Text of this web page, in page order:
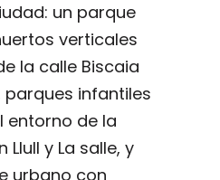
un parque
verticales
la calle Biscaia
parques infantiles
entorno de la
Llull y La salle, y
urbano con